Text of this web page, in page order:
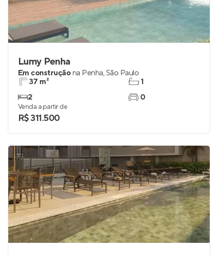
Lumy Penha
Em construçãona Penha,São Paulo
37 m²
2
1
0
Venda a partir de
R$ 311.500